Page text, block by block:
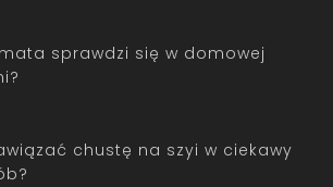
sprawdzi się w domowej
chustę na szyi w ciekawy